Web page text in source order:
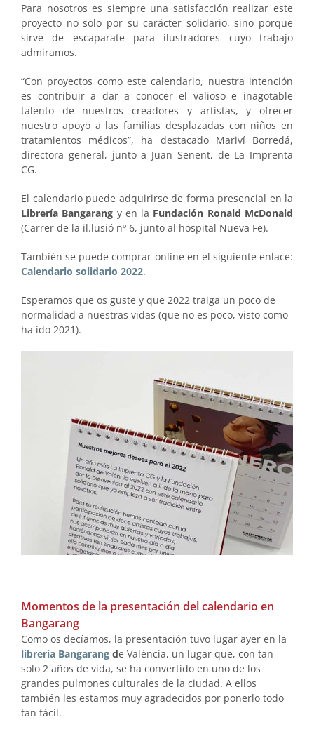
Para nosotros es siempre una satisfacción realizar este
proyecto no solo por su carácter solidario, sino porque
sirve de escaparate para ilustradores cuyo trabajo
admiramos.
“Con proyectos como este calendario, nuestra intención
es contribuir a dar a conocer el valioso e inagotable
talento de nuestros creadores y artistas, y ofrecer
nuestro apoyo a las familias desplazadas con niños en
tratamientos médicos”, ha destacado Mariví Borredá,
directora general, junto a Juan Senent, de La Imprenta
CG.
El calendario puede adquirirse de forma presencial en la
Librería Bangarang y en la Fundación Ronald McDonald
(Carrer de la il.lusió nº 6, junto al hospital Nueva Fe).
También se puede comprar online en el siguiente enlace:
Calendario solidario 2022.
Esperamos que os guste y que 2022 traiga un poco de
normalidad a nuestras vidas (que no es poco, visto como
ha ido 2021).
Momentos de la presentación del calendario en
Bangarang
Como os decíamos, la presentación tuvo lugar ayer en la
librería Bangarang de València, un lugar que, con tan
solo 2 años de vida, se ha convertido en uno de los
grandes pulmones culturales de la ciudad. A ellos
también les estamos muy agradecidos por ponerlo todo
tan fácil.